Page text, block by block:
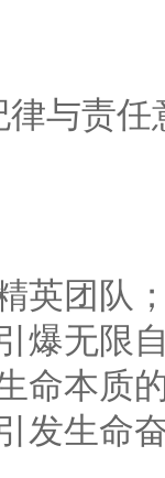
与责任
英团队
爆无限
命本质
发生命